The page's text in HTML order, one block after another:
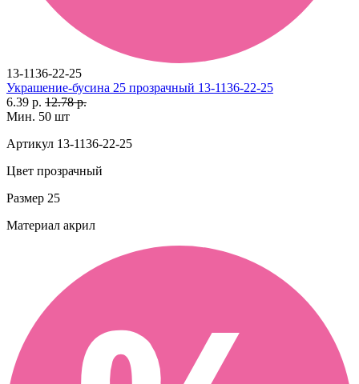
13-1136-22-25
Украшение-бусина 25 прозрачный 13-1136-22-25
6.39 р. 12.78 р.
Мин. 50 шт
Артикул 13-1136-22-25
Цвет прозрачный
Размер 25
Материал акрил